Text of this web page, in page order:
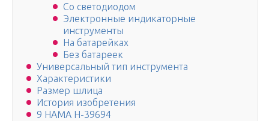
Со светодиодом
Электронные индикаторные
инструменты
На батарейках
Без батареек
Универсальный тип инструмента
Характеристики
Размер шлица
История изобретения
9 HAMA H-39694